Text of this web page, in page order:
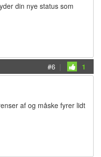
din nye status som
#6 | 1
af og måske fyrer lidt